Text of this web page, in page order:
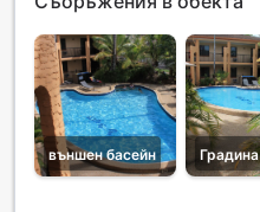
външен басейн Градина